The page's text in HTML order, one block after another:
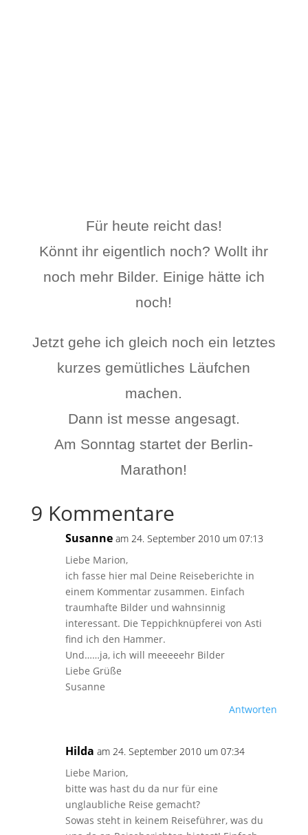
Für heute reicht das!
Könnt ihr eigentlich noch? Wollt ihr
noch mehr Bilder. Einige hätte ich
noch!
Jetzt gehe ich gleich noch ein letztes
kurzes gemütliches Läufchen
machen.
Dann ist messe angesagt.
Am Sonntag startet der Berlin-
Marathon!
9 Kommentare
Susanne am 24. September 2010 um 07:13
Liebe Marion,
ich fasse hier mal Deine Reiseberichte in
einem Kommentar zusammen. Einfach
traumhafte Bilder und wahnsinnig
interessant. Die Teppichknüpferei von Asti
find ich den Hammer.
Und……ja, ich will meeeeehr Bilder
Liebe Grüße
Susanne
Antworten
Hilda am 24. September 2010 um 07:34
Liebe Marion,
bitte was hast du da nur für eine
unglaubliche Reise gemacht?
Sowas steht in keinem Reiseführer, was du